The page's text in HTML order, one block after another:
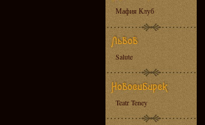
Мафия Клуб
Salute
Teatr Teney